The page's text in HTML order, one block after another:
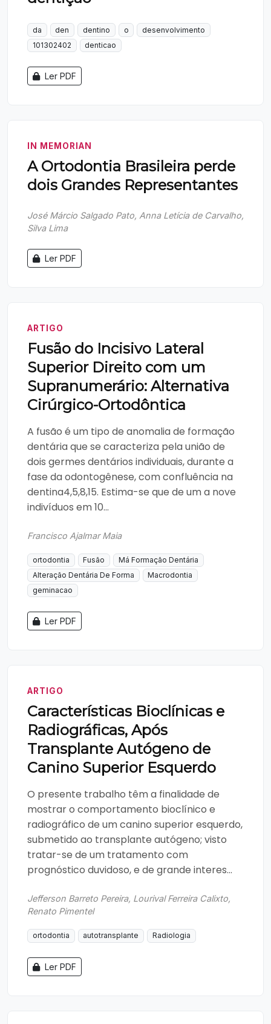
da den dentino o
desenvolvimento
101302402
denticao
Ler PDF
IN MEMORIAN
A Ortodontia Brasileira perde
dois Grandes Representantes
José Márcio Salgado Pato, Anna Letícia de Carvalho,
Silva Lima
Ler PDF
ARTIGO
Fusão do Incisivo Lateral
Superior Direito com um
Supranumerário: Alternativa
Cirúrgico-Ortodôntica
A fusão é um tipo de anomalia de formação
dentária que se caracteriza pela união de
dois germes dentários individuais, durante a
fase da odontogênese, com confluência na
dentina4,5,8,15. Estima-se que de um a nove
indivíduos em 10...
Francisco Ajalmar Maia
ortodontia Fusão
Má Formação Dentária
Alteração Dentária De Forma
Macrodontia
geminacao
Ler PDF
ARTIGO
Características Bioclínicas e
Radiográficas, Após
Transplante Autógeno de
Canino Superior Esquerdo
O presente trabalho têm a finalidade de
mostrar o comportamento bioclínico e
radiográfico de um canino superior esquerdo,
submetido ao transplante autógeno; visto
tratar-se de um tratamento com
prognóstico duvidoso, e de grande interes...
Jefferson Barreto Pereira, Lourival Ferreira Calixto,
Renato Pimentel
ortodontia autotransplante Radiologia
Ler PDF